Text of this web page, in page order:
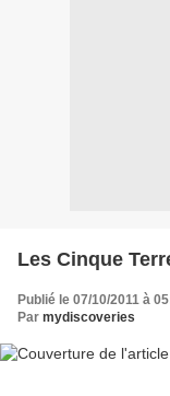
Les Cinque
Publié le 07/10/2011 à
Par mydiscoveries